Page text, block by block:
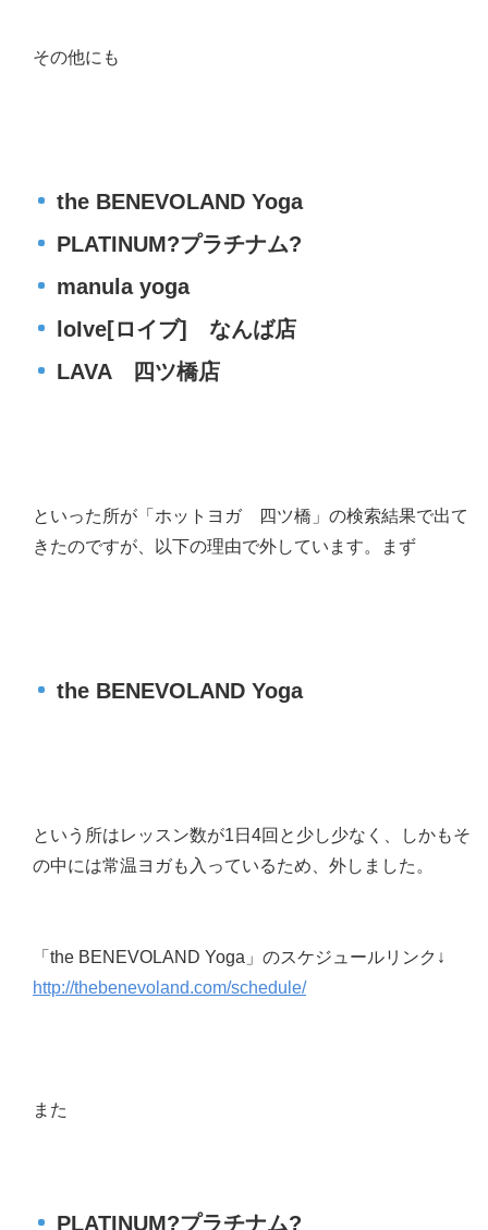
その他にも
the BENEVOLAND Yoga
PLATINUM?プラチナム?
manula yoga
loIve[ロイブ] なんば店
LAVA 四ツ橋店
といった所が「ホットヨガ 四ツ橋」の検索結果で出て
きたのですが、以下の理由で外しています。まず
the BENEVOLAND Yoga
という所はレッスン数が1日4回と少し少なく、しかもそ
の中には常温ヨガも入っているため、外しました。
「the BENEVOLAND Yoga」のスケジュールリンク↓
http://thebenevoland.com/schedule/
また
PLATINUM?プラチナム?